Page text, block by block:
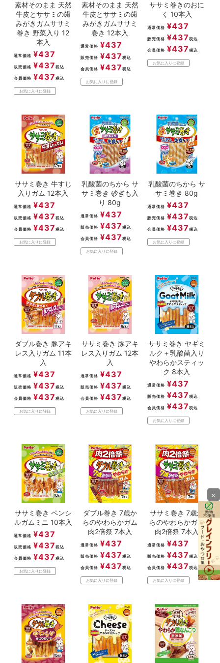
素材そのまま 天然
牛皮とササミの歯
みがきガムササミ
巻き 野菜入り 12
本入
通常価格 ¥437
販売価格 ¥437 税込
会員価格 ¥437 税込
お気に入りに登録
素材そのまま 天然
牛皮とササミの歯
みがきガムササミ
巻き 12本入
通常価格 ¥437
販売価格 ¥437 税込
会員価格 ¥437 税込
お気に入りに登録
ササミ巻きのおに
く 10本入
通常価格 ¥437
販売価格 ¥437 税込
会員価格 ¥437 税込
お気に入りに登録
ササミ巻き 牛すじ
入りガム 12本入
通常価格 ¥437
販売価格 ¥437 税込
会員価格 ¥437 税込
お気に入りに登録
乳酸菌のちから サ
サミ巻き 砂ぎも入
り 80g
通常価格 ¥437
販売価格 ¥437 税込
会員価格 ¥437 税込
お気に入りに登録
乳酸菌のちから サ
サミ巻き 80g
通常価格 ¥437
販売価格 ¥437 税込
会員価格 ¥437 税込
お気に入りに登録
ダブル巻き 豚アキ
レス入りガム 11本
入
通常価格 ¥437
販売価格 ¥437 税込
会員価格 ¥437 税込
お気に入りに登録
ササミ巻き 豚アキ
レス入りガム 12本
入
通常価格 ¥437
販売価格 ¥437 税込
会員価格 ¥437 税込
お気に入りに登録
ササミ巻き ヤギミ
ルク＋乳酸菌入り
やわらかスティッ
ク 8本入
通常価格 ¥437
販売価格 ¥437 税込
会員価格 ¥437 税込
お気に入りに登録
ササミ巻き ペンシ
ルガムミニ 10本入
通常価格 ¥437
販売価格 ¥437 税込
会員価格 ¥437 税込
お気に入りに登録
ダブル巻き 7歳か
らのやわらかガム
肉2倍祭 7本入
通常価格 ¥437
販売価格 ¥437 税込
会員価格 ¥437 税込
お気に入りに登録
ササミ巻き 7歳か
らのやわらかガム
肉2倍祭 7本入
通常価格 ¥437
販売価格 ¥437 税込
会員価格 ¥437 税込
お気に入りに登録
×